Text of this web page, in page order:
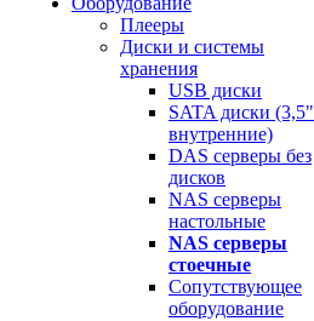
Плееры
Диски и системы
хранения
USB диски
SATA диски (3,5"
внутренние)
DAS серверы без
дисков
NAS серверы
настольные
NAS серверы
стоечные
Сопутствующее
оборудование